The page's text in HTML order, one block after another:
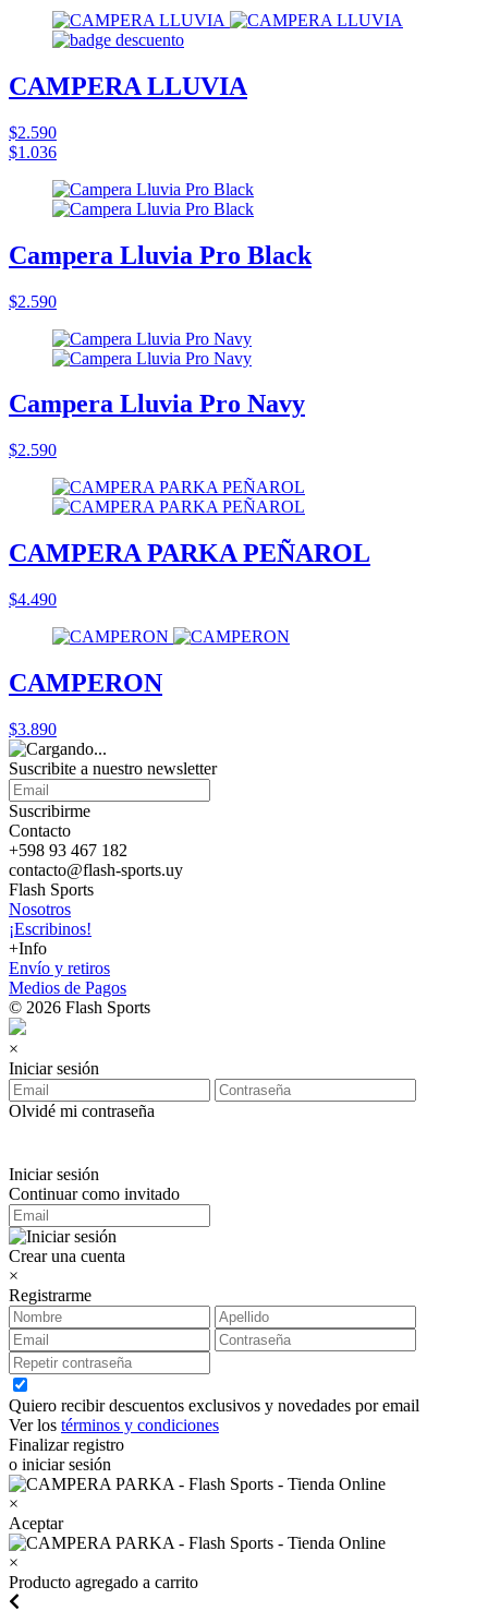
CAMPERA LLUVIA
$2.590
$1.036
Campera Lluvia Pro Black
$2.590
Campera Lluvia Pro Navy
$2.590
CAMPERA PARKA PEÑAROL
$4.490
CAMPERON
$3.890
Suscribite a nuestro newsletter
Suscribirme
Contacto
+598 93 467 182
contacto@flash-sports.uy
Flash Sports
Nosotros
¡Escribinos!
+Info
Envío y retiros
Medios de Pagos
© 2026 Flash Sports
×
Iniciar sesión
Olvidé mi contraseña
Iniciar sesión
Continuar como invitado
Crear una cuenta
×
Registrarme
Quiero recibir descuentos exclusivos y novedades por email
Ver los términos y condiciones
Finalizar registro
o iniciar sesión
×
Aceptar
×
Producto agregado a carrito